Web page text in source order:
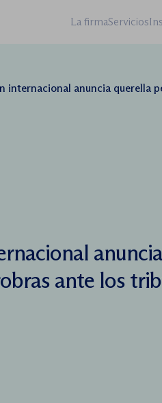
La firmaServicios
anuncia querella penal contra Petrobras ante los tribunales
ante los